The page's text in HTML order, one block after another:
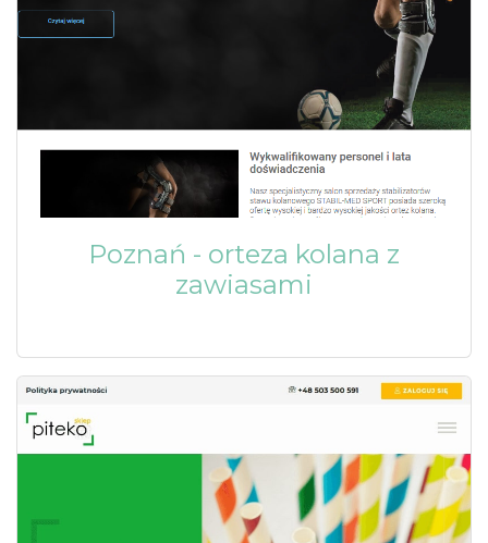
Poznań - orteza kolana z
zawiasami